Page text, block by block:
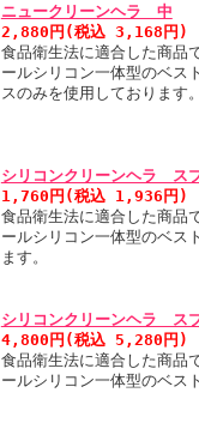
ニュークリーンヘラ 中
2,880円(税込 3,168円)
食品衛生法に適合した商品
ールシリコン一体型のベス
スのみを使用しております。
シリコンクリーンヘラ ス
1,760円(税込 1,936円)
食品衛生法に適合した商品
ールシリコン一体型のベス
ます。
シリコンクリーンヘラ ス
4,800円(税込 5,280円)
食品衛生法に適合した商品
ールシリコン一体型のベス